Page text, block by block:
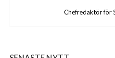
Chefredaktör för